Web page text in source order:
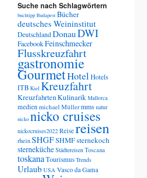
Suche nach Schlagwörtern
buchtipp Budapest Bücher
deutsches Weininstitut
DeutschlandDonauDWI
FacebookFeinschmecker
Flusskreuzfahrt
gastronomie
GourmetHotel Hotels
ITB Kiel Kreuzfahrt
KreuzfahrtenKulinarik Mallorca
medienmichael Müllermms natur
nicko nicko cruises
nickocruises2022Reisereisen
rheinSHGFSHMFsternekoch
sternekücheStädtereisenToscana
toskanaTourismus Trends
Urlaub USA Vasco da Gama